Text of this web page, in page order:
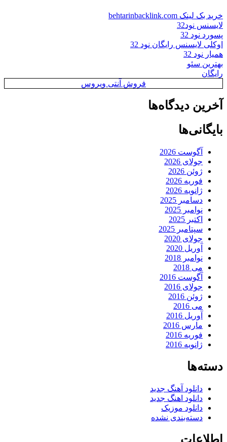
خرید بک لینک behtarinbacklink.com
لایسنس نود32
پسورد نود 32
اوکلی لایسنس رایگان نود 32
همیار نود 32
بهترین سئو
رایگان
فروش آنتی ویروس
آخرین دیدگاه‌ها
بایگانی‌ها
آگوست 2026
جولای 2026
ژوئن 2026
فوریه 2026
ژانویه 2026
دسامبر 2025
نوامبر 2025
اکتبر 2025
سپتامبر 2025
جولای 2020
آوریل 2020
نوامبر 2018
می 2018
آگوست 2016
جولای 2016
ژوئن 2016
می 2016
آوریل 2016
مارس 2016
فوریه 2016
ژانویه 2016
دسته‌ها
دانلود آهنگ جدید
دانلود اهنگ جدید
دانلود موزیک
دسته‌بندی نشده